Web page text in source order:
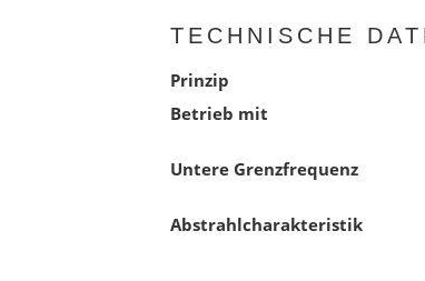
TECHNISCHE
Prinzip
Betrieb mit
Untere Grenzfrequenz
Abstrahlcharakteristik